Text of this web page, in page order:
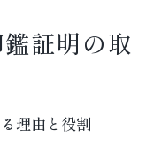
の成功事例
売主の注意点
証明の取
理由と役割